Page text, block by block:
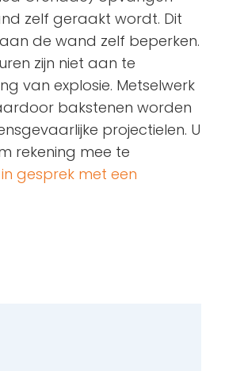
zelf geraakt wordt. Dit
de wand zelf beperken.
zijn niet aan te
van explosie. Metselwerk
bakstenen worden
projectielen. U
rekening mee te
gesprek met een